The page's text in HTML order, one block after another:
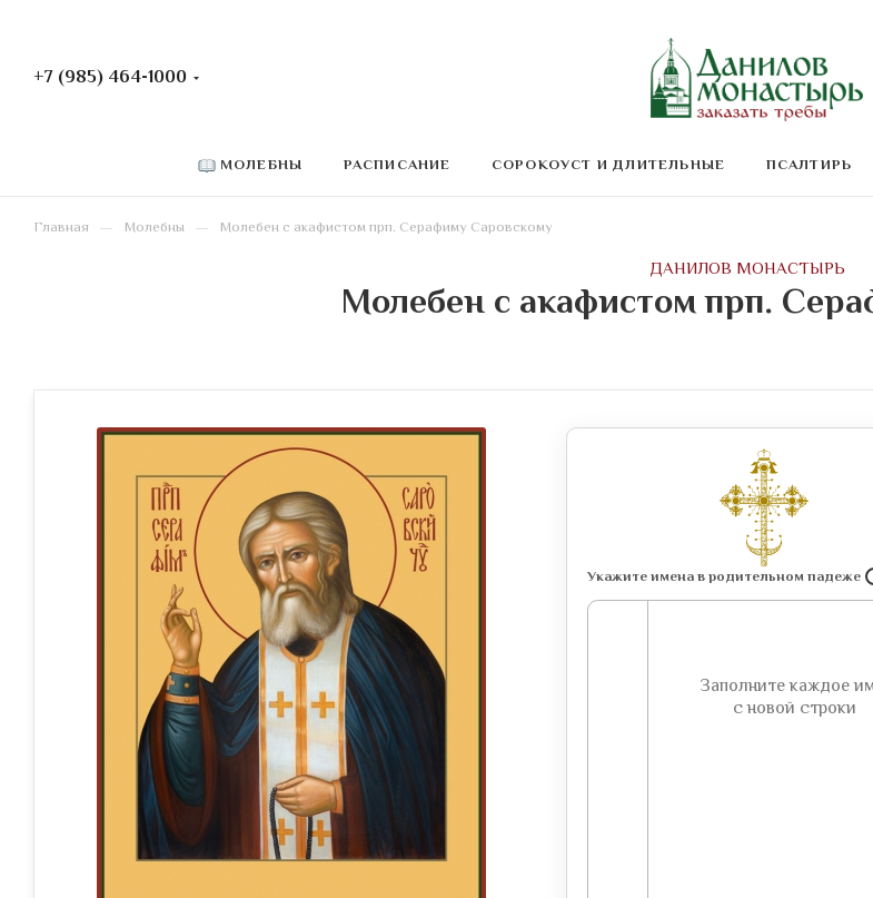
+7 (985) 464-1000
МОЛЕБНЫ РАСПИСАНИЕ СОРОКОУСТ И ДЛИТЕЛЬНЫЕ ПСАЛТИРЬ
Главная — Молебны — Молебен c акафистом прп. Серафиму Саровскому
ДАНИЛОВ МОНАСТЫРЬ
Молебен c акафистом прп.
Укажите имена в родительном падеже